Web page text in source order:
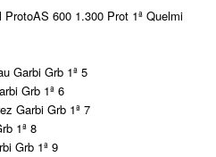
600 1.300 Prot 1ª Quelmi
Garbi Grb 1ª 5
Grb 1ª 6
Garbi Grb 1ª 7
1ª 8
Grb 1ª 9